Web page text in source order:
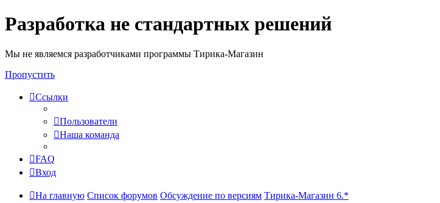
Разработка не стандартных решений
Мы не являемся разработчиками программы Тирика-Магазин
Пропустить
Ссылки
Пользователи
Наша команда
FAQ
Вход
На главную Список форумов Обсуждение по версиям Тирика-Магазин 6.*